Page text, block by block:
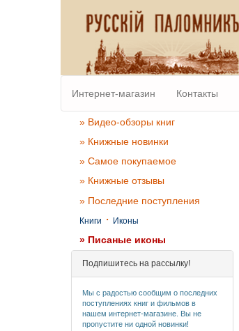
Интернет-магазин Контакты
» Видео-обзоры книг
» Книжные новинки
» Самое покупаемое
» Книжные отзывы
» Последние поступления
Книги · Иконы
» Писаные иконы
Подпишитесь на рассылку!
Мы с радостью сообщим о последних
поступлениях книг и фильмов в
нашем интернет-магазине. Вы не
пропустите ни одной новинки!